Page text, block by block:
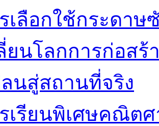
เลือกใช้กระดา
ยนโลกการก่อสร้
นสู่สถานที่จริง
เรียนพิเศษคณิต